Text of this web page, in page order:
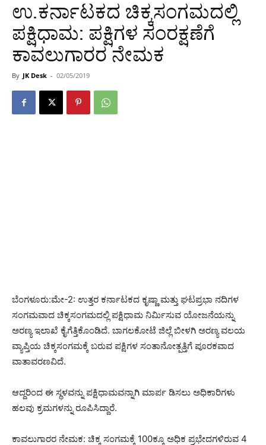
ಉ.ಕರ್ನಾಟಕದ ಚಿಕ್ಕಸಂಗಮದಲ್ಲಿ
ಪಕ್ಷಿಧಾಮ: ಪಕ್ಷಿಗಳ ಸಂರಕ್ಷಣೆಗೆ
ಕಾವಲುಗಾರರ ನೇಮಕ
By JK Desk - 02/05/2019
ಬೆಂಗಳೂರು:ಮೇ-2: ಉತ್ತರ ಕರ್ನಾಟಕದ ಕೃಷ್ಣಾ ಮತ್ತು ಘಟಪ್ರಭಾ ನದಿಗಳ
ಸಂಗಮವಾದ ಚಿಕ್ಕಸಂಗಮದಲ್ಲಿ ಪಕ್ಷಿಧಾಮ ನಿರ್ವಿುಸುವ ಯೋಜನೆಯನ್ನು
ಅರಣ್ಯ ಇಲಾಖೆ ಕೈಗೆತ್ತಿಕೊಂಡಿದೆ. ಬಾಗಲಕೋಟೆ ಜಿಲ್ಲೆ ಬೀಳಗಿ ಅರಣ್ಯ ವಲಯ
ವ್ಯಾಪ್ತಿಯ ಚಿಕ್ಕಸಂಗಮಕ್ಕೆ ಬರುವ ಪಕ್ಷಿಗಳ ಸಂತಾನೋತ್ಪತ್ತಿಗೆ ಪೂರಕವಾದ
ವಾತಾವರಣವಿದೆ.
ಆದ್ದರಿಂದ ಈ ಸ್ಥಳವನ್ನು ಪಕ್ಷಿಧಾಮವನ್ನಾಗಿ ಮಾರ್ಪ ಡಿಸಲು ಅಧಿಕಾರಿಗಳು
ಹಲವು ಕ್ರಮಗಳನ್ನು ರೂಪಿಸಿದ್ದಾರೆ.
ಕಾವಲುಗಾರರ ನೇಮಕ: ಚಿಕ್ಕ ಸಂಗಮಕ್ಕೆ 100ಕ್ಕೂ ಅಧಿಕ ಪ್ರಭೇದಗಳಿರುವ 4